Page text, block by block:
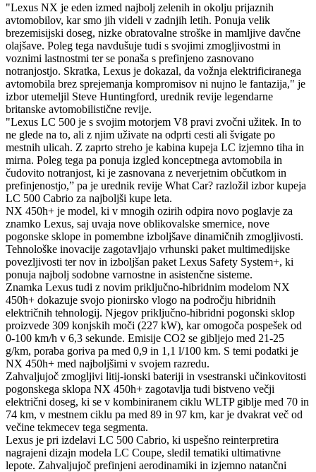
"Lexus NX je eden izmed najbolj zelenih in okolju prijaznih
avtomobilov, kar smo jih videli v zadnjih letih. Ponuja velik
brezemisijski doseg, nizke obratovalne stroške in mamljive davčne
olajšave. Poleg tega navdušuje tudi s svojimi zmogljivostmi in
voznimi lastnostmi ter se ponaša s prefinjeno zasnovano
notranjostjo. Skratka, Lexus je dokazal, da vožnja elektrificiranega
avtomobila brez sprejemanja kompromisov ni nujno le fantazija," je
izbor utemeljil Steve Huntingford, urednik revije legendarne
britanske avtomobilistične revije.
"Lexus LC 500 je s svojim motorjem V8 pravi zvočni užitek. In to
ne glede na to, ali z njim uživate na odprti cesti ali švigate po
mestnih ulicah. Z zaprto streho je kabina kupeja LC izjemno tiha in
mirna. Poleg tega pa ponuja izgled konceptnega avtomobila in
čudovito notranjost, ki je zasnovana z neverjetnim občutkom in
prefinjenostjo,” pa je urednik revije What Car? razložil izbor kupeja
LC 500 Cabrio za najboljši kupe leta.
NX 450h+ je model, ki v mnogih ozirih odpira novo poglavje za
znamko Lexus, saj uvaja nove oblikovalske smernice, nove
pogonske sklope in pomembne izboljšave dinamičnih zmogljivosti.
Tehnološke inovacije zagotavljajo vrhunski paket multimedijske
povezljivosti ter nov in izboljšan paket Lexus Safety System+, ki
ponuja najbolj sodobne varnostne in asistenčne sisteme.
Znamka Lexus tudi z novim priključno-hibridnim modelom NX
450h+ dokazuje svojo pionirsko vlogo na področju hibridnih
električnih tehnologij. Njegov priključno-hibridni pogonski sklop
proizvede 309 konjskih moči (227 kW), kar omogoča pospešek od
0-100 km/h v 6,3 sekunde. Emisije CO2 se gibljejo med 21-25
g/km, poraba goriva pa med 0,9 in 1,1 l/100 km. S temi podatki je
NX 450h+ med najboljšimi v svojem razredu.
Zahvaljujoč zmogljivi litij-ionski bateriji in vsestranski učinkovitosti
pogonskega sklopa NX 450h+ zagotavlja tudi bistveno večji
električni doseg, ki se v kombiniranem ciklu WLTP giblje med 70 in
74 km, v mestnem ciklu pa med 89 in 97 km, kar je dvakrat več od
večine tekmecev tega segmenta.
Lexus je pri izdelavi LC 500 Cabrio, ki uspešno reinterpretira
nagrajeni dizajn modela LC Coupe, sledil tematiki ultimativne
lepote. Zahvaljujoč prefinjeni aerodinamiki in izjemno natančni